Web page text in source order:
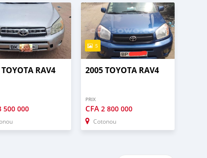
RAV4
500 000
5
2005 TOYOTA RAV4
PRIX
CFA 2 800 000
Cotonou